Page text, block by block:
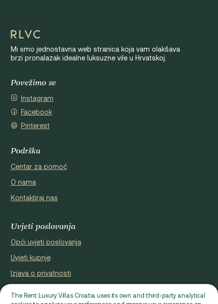
Mi smo jednostavna web stranica koja vam olakšava
brzi pronalazak idealne luksuzne vile u Hrvatskoj.
Povežimo se
Instagram
Facebook
Pinterest
Podrška
Centar za pomoć
O nama
Kontaktiraj nas
Uvjeti poslovanja
Opći uvjeti poslovanja
Uvjeti kupnje
Izjava o privatnosti
The Rent Luxury Villas Croatia uses its own and third-party analytical